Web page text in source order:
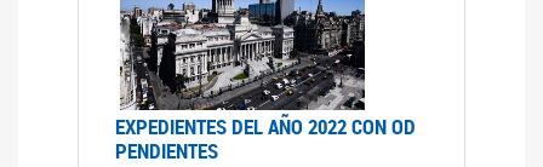
EXPEDIENTES DEL AÑO 2022 CON OD
PENDIENTES